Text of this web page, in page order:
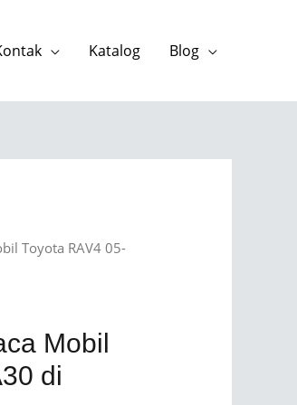
Katalog Blog
Toyota RAV4 05-
Mobil
di